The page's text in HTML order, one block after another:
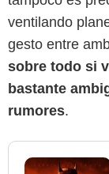
ventilando
gesto entre
sobre todo si
bastante
rumores.